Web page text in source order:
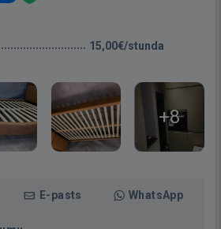
15,00€/stunda
+8
E-pasts WhatsApp